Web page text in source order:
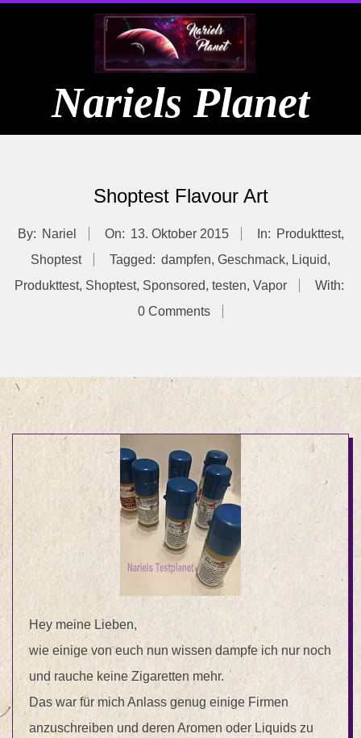
Nariels Planet
Shoptest Flavour Art
By: Nariel On: 13. Oktober 2015 In: Produkttest,
Shoptest
Tagged: dampfen, Geschmack, Liquid,
Produkttest, Shoptest, Sponsored, testen, Vapor
With:
0 Comments
Hey meine Lieben,
wie einige von euch nun wissen dampfe ich nur noch
und rauche keine Zigaretten mehr.
Das war für mich Anlass genug einige Firmen
anzuschreiben und deren Aromen oder Liquids zu